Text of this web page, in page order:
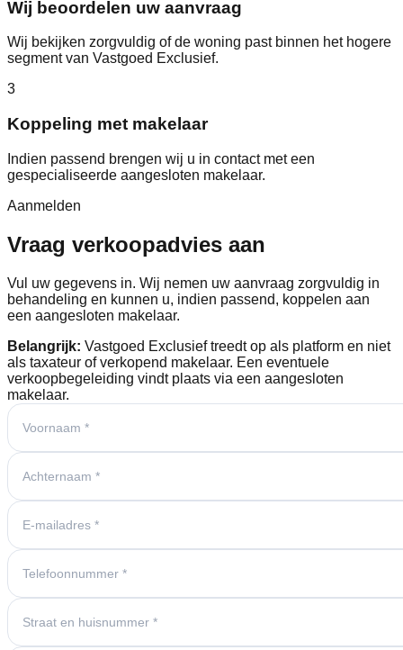
Wij beoordelen uw aanvraag
Wij bekijken zorgvuldig of de woning past binnen het hogere
segment van Vastgoed Exclusief.
3
Koppeling met makelaar
Indien passend brengen wij u in contact met een
gespecialiseerde aangesloten makelaar.
Aanmelden
Vraag verkoopadvies aan
Vul uw gegevens in. Wij nemen uw aanvraag zorgvuldig in
behandeling en kunnen u, indien passend, koppelen aan
een aangesloten makelaar.
Belangrijk: Vastgoed Exclusief treedt op als platform en niet
als taxateur of verkopend makelaar. Een eventuele
verkoopbegeleiding vindt plaats via een aangesloten
makelaar.